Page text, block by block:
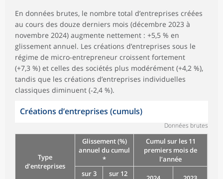
En données brutes, le nombre total d’entreprises créées
au cours des douze derniers mois (décembre 2023 à
novembre 2024) augmente nettement : +5,5 % en
glissement annuel. Les créations d’entreprises sous le
régime de micro-entrepreneur croissent fortement
(+7,3 %) et celles des sociétés plus modérément (+4,2 %),
tandis que les créations d’entreprises individuelles
classiques diminuent (‑2,4 %).
Créations d’entreprises (cumuls)
Données brutes
Type
d’entreprises
Glissement (%)
annuel du cumul
*
Cumul sur les 11
premiers mois de
l’année
sur 3
sur 12